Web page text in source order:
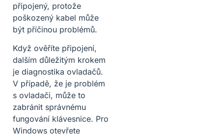
připojený, protože
poškozený kabel může
být příčinou problémů.
Když ověříte připojení,
dalším důležitým krokem
je diagnostika ovladačů.
V případě, že je problém
s ovladači, může to
zabránit správnému
fungování klávesnice. Pro
Windows otevřete